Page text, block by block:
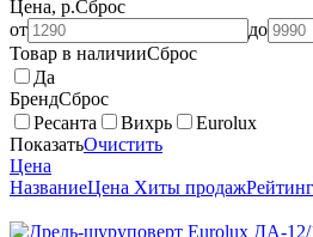
Цена, р.Сброс
от
до
Товар в наличииСброс
Да
БрендСброс
Ресанта
Вихрь
Eurolux
ПоказатьОчистить
Цена
НазваниеЦена Хиты продажРейтинг